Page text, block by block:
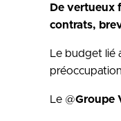
De vertueux
contrats,
Le budget lié
Le @Groupe